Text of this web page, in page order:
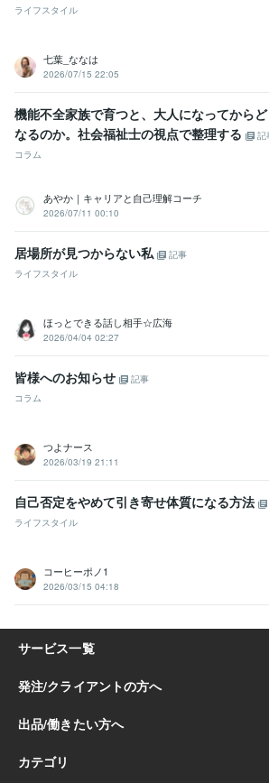
ライフスタイル
七葉_ななは
2026/07/15 22:05
機能不全家族で育つと、大人になってからど
なるのか。社会福祉士の視点で整理する
記
コラム
あやか｜キャリアと自己理解コーチ
2026/07/11 00:10
居場所が見つからない私
記事
ライフスタイル
ほっとできる話し相手☆広海
2026/04/04 02:27
皆様へのお知らせ
記事
コラム
つよナース
2026/03/19 21:11
自己否定をやめて引き寄せ体質になる方法
ライフスタイル
コーヒーポノ1
2026/03/15 04:18